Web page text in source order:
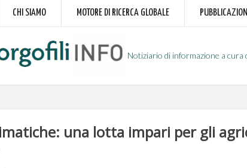
CHI SIAMO MOTORE DI RICERCA GLOBALE PUBBLICAZIONI
Notiziario di informazione a cura
una lotta impari per gli